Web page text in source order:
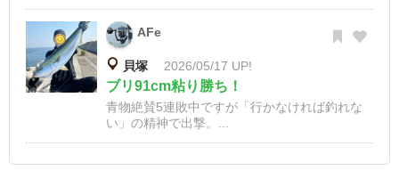
AFe
貝塚 2026/05/17 UP!
ブリ91cm粘り勝ち！
青物絶賛5連敗中ですが「行かなければ釣れな
い」の精神で出撃。...